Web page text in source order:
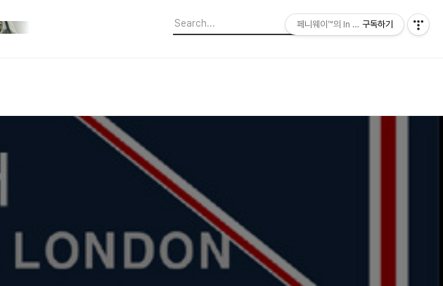
페니웨이™의 In This Film
구독하기